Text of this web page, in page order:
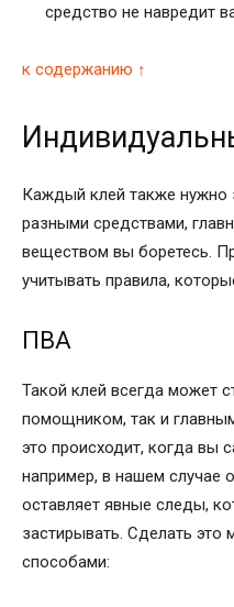
средство не навредит
к содержанию ↑
Каждый клей также нужно
разными средствами,
веществом вы боретесь.
учитывать правила,
ПВА
Такой клей всегда может
помощником, так и
это происходит, когда вы
например, в нашем случае
оставляет явные следы,
застирывать. Сделать это
способами: